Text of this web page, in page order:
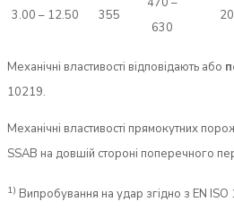
3.00 – 12.50 355
630
20
Механічні властивості відповідають або
10219.
Механічні властивості прямокутних
SSAB на довшій стороні поперечного
1) Випробування на удар згідно з EN